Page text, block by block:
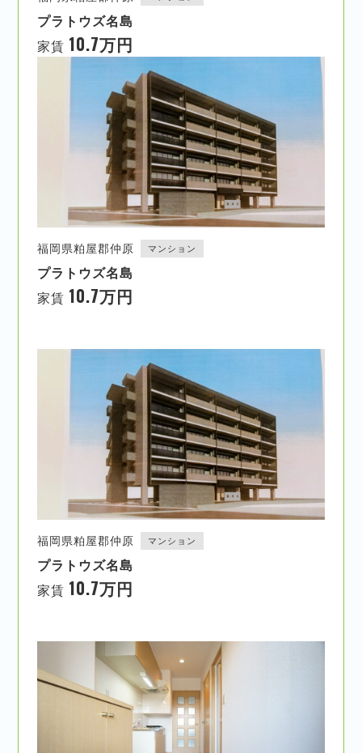
プラトウズ名島
家賃 10.7万円
福岡県粕屋郡仲原 マンション
プラトウズ名島
家賃 10.7万円
福岡県粕屋郡仲原 マンション
プラトウズ名島
家賃 10.7万円